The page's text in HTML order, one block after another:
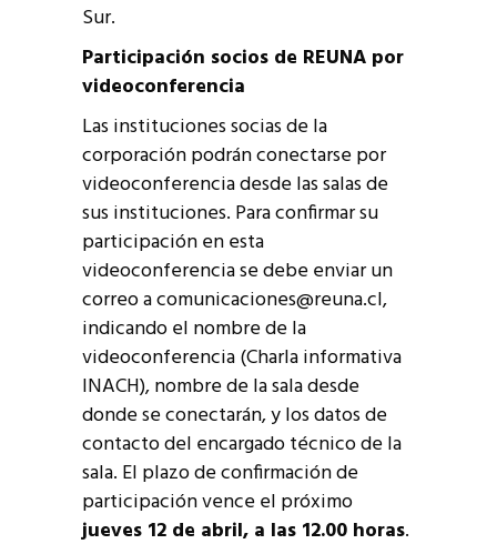
Sur.
Participación socios de REUNA por
videoconferencia
Las instituciones socias de la
corporación podrán conectarse por
videoconferencia desde las salas de
sus instituciones. Para confirmar su
participación en esta
videoconferencia se debe enviar un
correo a comunicaciones@reuna.cl,
indicando el nombre de la
videoconferencia (Charla informativa
INACH), nombre de la sala desde
donde se conectarán, y los datos de
contacto del encargado técnico de la
sala. El plazo de confirmación de
participación vence el próximo
jueves 12 de abril, a las 12.00 horas.